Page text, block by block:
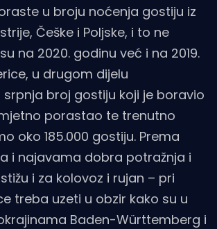
u broju noćenja gostiju iz
Češke i Poljske, i to ne
na 2020. godinu već i na 2019.
u drugom dijelu
broj gostiju koji je boravio
porastao te trenutno
oko 185.000 gostiju. Prema
i najavama dobra potražnja i
i za kolovoz i rujan – pri
treba uzeti u obzir kako su u
Baden-Württemberg i